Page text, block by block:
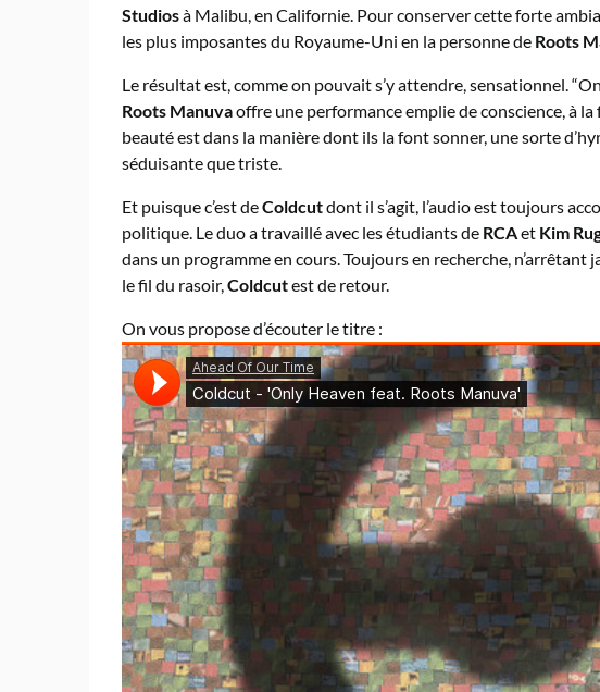
Studiosà Malibu, en Californie. Pour conserver cette forte
les plus imposantes du Royaume-Uni en la personne de Roots
Le résultat est, comme on pouvait s’y attendre, sensationnel.
Roots Manuvaoffre une performance emplie de conscience, à
beauté est dans la manière dont ils la font sonner, une sorte
séduisante que triste.
Et puisque c’est deColdcutdont il s’agit, l’audio est toujours
politique. Le duo a travaillé avec les étudiants de RCAet Kim
dans un programme en cours. Toujours en recherche,
le fil du rasoir,Coldcutest de retour.
On vous propose d’écouter le titre :